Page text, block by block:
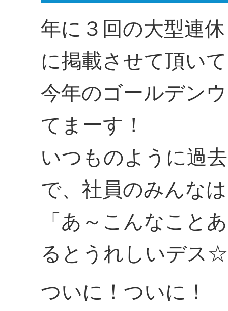
年に３回の大型連
に掲載させて頂い
今年のゴールデン
てまーす！
いつものように過
で、社員のみんな
「あ～こんなこと
るとうれしいデス☆
ついに！ついに！